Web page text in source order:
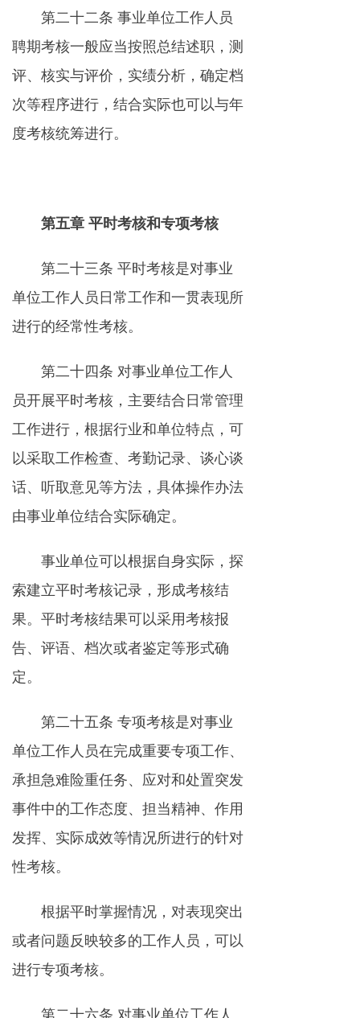
第二十二条 事业单位工作人员
聘期考核一般应当按照总结述职，测
评、核实与评价，实绩分析，确定档
次等程序进行，结合实际也可以与年
度考核统筹进行。
第五章 平时考核和专项考核
第二十三条 平时考核是对事业
单位工作人员日常工作和一贯表现所
进行的经常性考核。
第二十四条 对事业单位工作人
员开展平时考核，主要结合日常管理
工作进行，根据行业和单位特点，可
以采取工作检查、考勤记录、谈心谈
话、听取意见等方法，具体操作办法
由事业单位结合实际确定。
事业单位可以根据自身实际，探
索建立平时考核记录，形成考核结
果。平时考核结果可以采用考核报
告、评语、档次或者鉴定等形式确
定。
第二十五条 专项考核是对事业
单位工作人员在完成重要专项工作、
承担急难险重任务、应对和处置突发
事件中的工作态度、担当精神、作用
发挥、实际成效等情况所进行的针对
性考核。
根据平时掌握情况，对表现突出
或者问题反映较多的工作人员，可以
进行专项考核。
第二十六条 对事业单位工作人